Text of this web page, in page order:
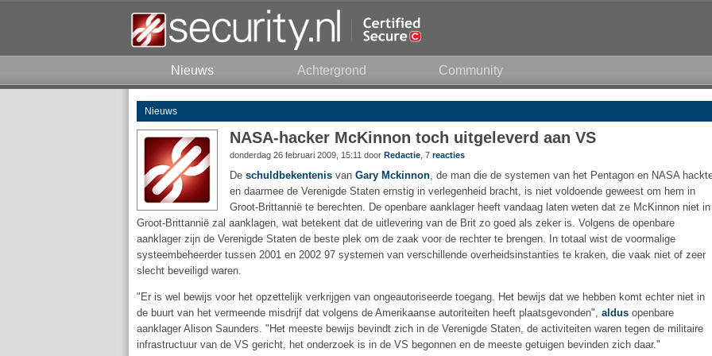
Nieuws Achtergrond Community
Nieuws
NASA-hacker McKinnon toch uitgeleverd aan VS
donderdag 26 februari 2009, 15:11 door Redactie , 7 reacties
De schuldbekentenis van Gary Mckinnon, de man die de systemen van het Pentagon en NASA
en daarmee de Verenigde Staten ernstig in verlegenheid bracht, is niet voldoende geweest om hem in
Groot-Brittannië te berechten. De openbare aanklager heeft vandaag laten weten dat ze McKinnon niet in
Groot-Brittannië zal aanklagen, wat betekent dat de uitlevering van de Brit zo goed als zeker is. Volgens de openbare
aanklager zijn de Verenigde Staten de beste plek om de zaak voor de rechter te brengen. In totaal wist de voormalige
systeembeheerder tussen 2001 en 2002 97 systemen van verschillende overheidsinstanties te kraken, die vaak niet of zeer
slecht beveiligd waren.
"Er is wel bewijs voor het opzettelijk verkrijgen van ongeautoriseerde toegang. Het bewijs dat we hebben komt echter niet in
de buurt van het vermeende misdrijf dat volgens de Amerikaanse autoriteiten heeft plaatsgevonden", aldus openbare
aanklager Alison Saunders. "Het meeste bewijs bevindt zich in de Verenigde Staten, de activiteiten waren tegen de militaire
infrastructuur van de VS gericht, het onderzoek is in de VS begonnen en de meeste getuigen bevinden zich daar."